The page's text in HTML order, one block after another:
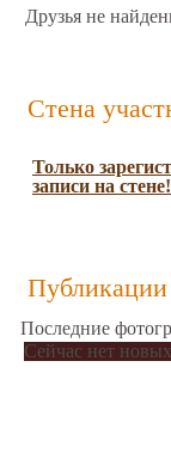
Друзья не
Стена
Только
записи на стене!
Публикации
Последние
Сейчас нет